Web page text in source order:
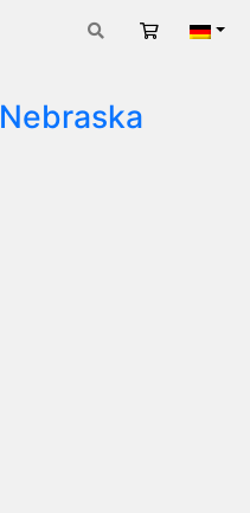
Warenkorb
Nebraska